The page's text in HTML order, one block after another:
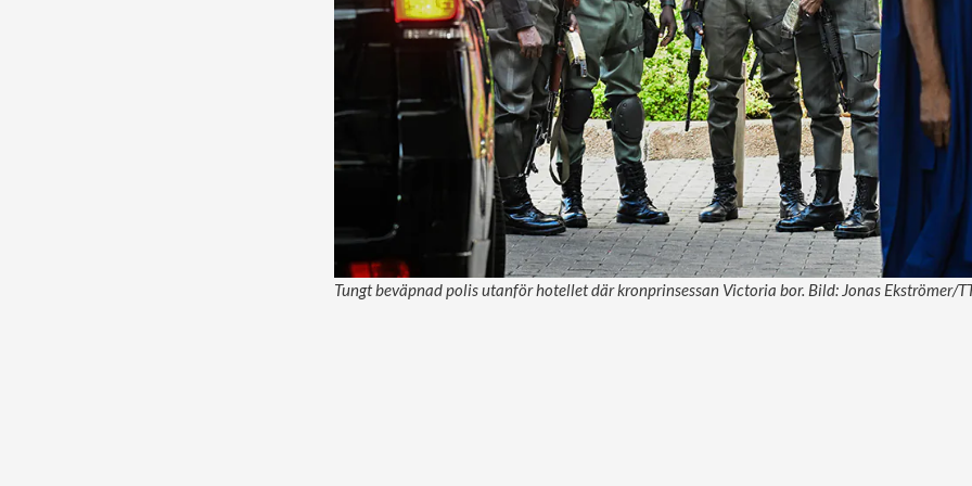
Tungt beväpnad polis utanför hotellet där kronprinsessan Victoria bor. Bild: Jonas Ekströmer/